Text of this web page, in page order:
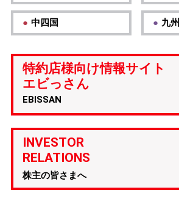
中四国 九州
特約店様向け情報サイト
エビっさん
EBISSAN
INVESTOR
RELATIONS
株主の皆さまへ